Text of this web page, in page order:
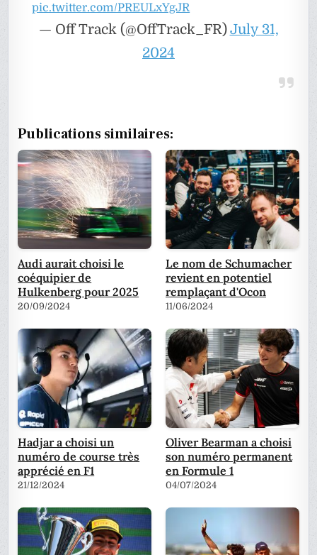
pic.twitter.com/PREULxYgJR
— Off Track (@OffTrack_FR)July 31,
2024
Publications similaires:
Audi aurait choisi le
coéquipier de
Hulkenberg pour 2025
20/09/2024
Le nom de Schumacher
revient en potentiel
remplaçant d'Ocon
11/06/2024
Hadjar a choisi un
numéro de course très
apprécié en F1
21/12/2024
Oliver Bearman a choisi
son numéro permanent
en Formule 1
04/07/2024